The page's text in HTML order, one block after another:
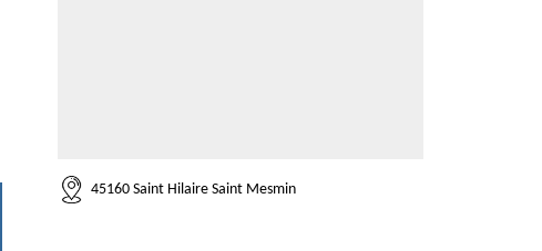
45160 Saint Hilaire Saint Mesmin